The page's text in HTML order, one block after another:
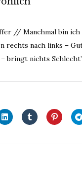
// Manchmal bin ich
rechts nach links –
bringt nichts